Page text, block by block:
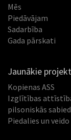
Mēs
Piedāvājam
Sadarbība
Gada pārskati
Jaunākie
Kopienas ASS
Izglītības
pilsoniskās
Piedalies un